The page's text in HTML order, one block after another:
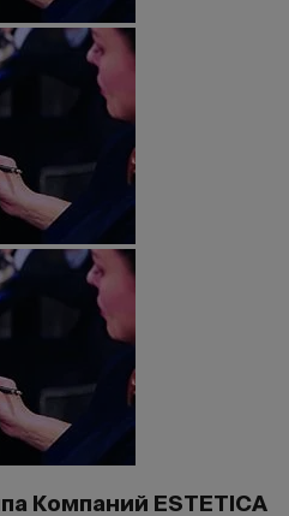
Компаний ESTETICA